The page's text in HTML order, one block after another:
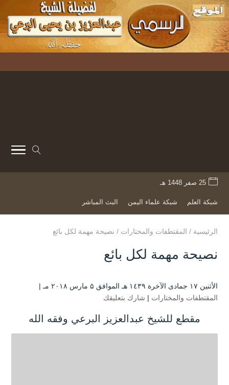
25 صفر 1448 هـ
شبكة العلم شبكة علماء اليمن البث المباشر
الرئيسية / المقتطفات والمختارات / نصيحة مهمة لكل بائع
نصيحة مهمة لكل بائع
الأثنين ۱۷ جمادى الآخرة ۱٤۳۹ هـ الموافق ۵ مارس ۲۰۱۸ مـ |
المقتطفات والمختارات | شارك بتعليقك
مقطع للشيخ عبدالعزيز البرعي وفقه الله